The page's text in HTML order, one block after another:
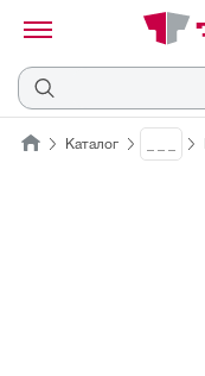
Отмена
Каталог